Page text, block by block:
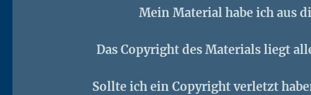
Mein Material habe ich aus
Das Copyright des Materials liegt
Sollte ich ein Copyright verletzt